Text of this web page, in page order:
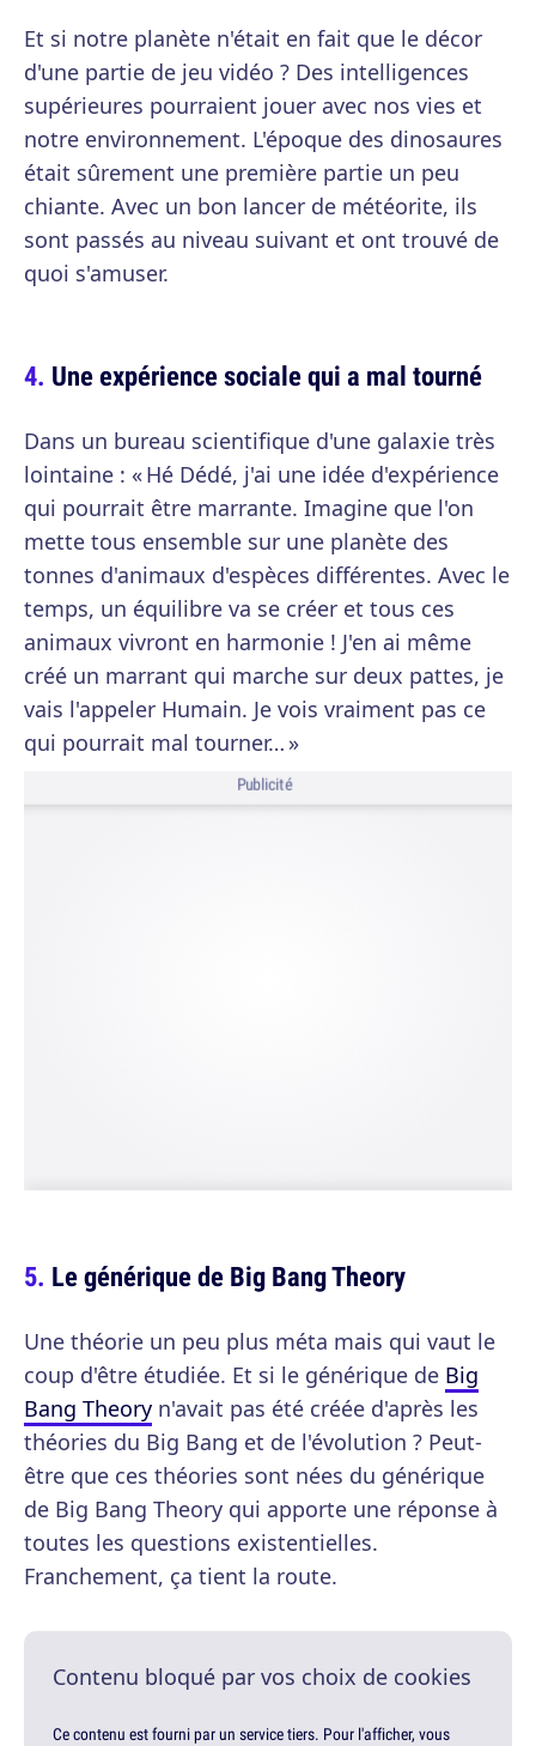
Et si notre planète n'était en fait que le décor
d'une partie de jeu vidéo ? Des intelligences
supérieures pourraient jouer avec nos vies et
notre environnement. L'époque des dinosaures
était sûrement une première partie un peu
chiante. Avec un bon lancer de météorite, ils
sont passés au niveau suivant et ont trouvé de
quoi s'amuser.
Une expérience sociale qui a mal tourné
Dans un bureau scientifique d'une galaxie très
lointaine : « Hé Dédé, j'ai une idée d'expérience
qui pourrait être marrante. Imagine que l'on
mette tous ensemble sur une planète des
tonnes d'animaux d'espèces différentes. Avec le
temps, un équilibre va se créer et tous ces
animaux vivront en harmonie ! J'en ai même
créé un marrant qui marche sur deux pattes, je
vais l'appeler Humain. Je vois vraiment pas ce
qui pourrait mal tourner… »
Publicité
Le générique de Big Bang Theory
Une théorie un peu plus méta mais qui vaut le
coup d'être étudiée. Et si le générique de Big
Bang Theory n'avait pas été créée d'après les
théories du Big Bang et de l'évolution ? Peut-
être que ces théories sont nées du générique
de Big Bang Theory qui apporte une réponse à
toutes les questions existentielles.
Franchement, ça tient la route.
Contenu bloqué par vos choix de cookies
Ce contenu est fourni par un service tiers. Pour l'afficher, vous